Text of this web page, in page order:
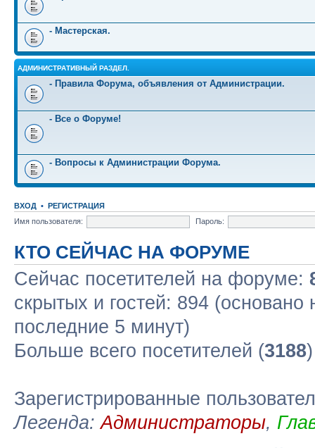
- Мастерская.
АДМИНИСТРАТИВНЫЙ РАЗДЕЛ.
- Правила Форума, объявления от Администрации.
- Все о Форуме!
- Вопросы к Администрации Форума.
ВХОД • РЕГИСТРАЦИЯ
Имя пользователя:
Пароль:
КТО СЕЙЧАС НА ФОРУМЕ
Сейчас посетителей на форуме:
скрытых и гостей: 894 (основано
последние 5 минут)
Больше всего посетителей (3188
Зарегистрированные
Легенда:Администраторы,